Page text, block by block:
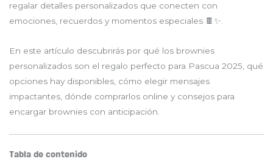
regalar detalles personalizados que conecten con
emociones, recuerdos y momentos especiales 🍫✨.
En este artículo descubrirás por qué los brownies
personalizados son el regalo perfecto para Pascua 2025, qué
opciones hay disponibles, cómo elegir mensajes
impactantes, dónde comprarlos online y consejos para
encargar brownies con anticipación.
Tabla de contenido